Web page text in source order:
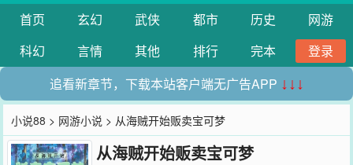
首页 玄幻 武侠 都市 历史
网游
科幻
言情 其他 排行 完本
登录
追看新章节，下载本站客户端无广告APP ↓↓↓
小说88 > 网游小说 > 从海贼开始贩卖宝可梦
从海贼开始贩卖宝可梦